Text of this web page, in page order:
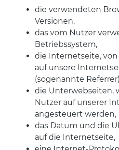
die verwendeten
Versionen,
das vom Nutzer
Betriebssystem,
die Internetseite,
auf unsere
(sogenannte
die Unterwebseiten,
Nutzer auf unserer
angesteuert werden,
das Datum und die
auf die Internetseite,